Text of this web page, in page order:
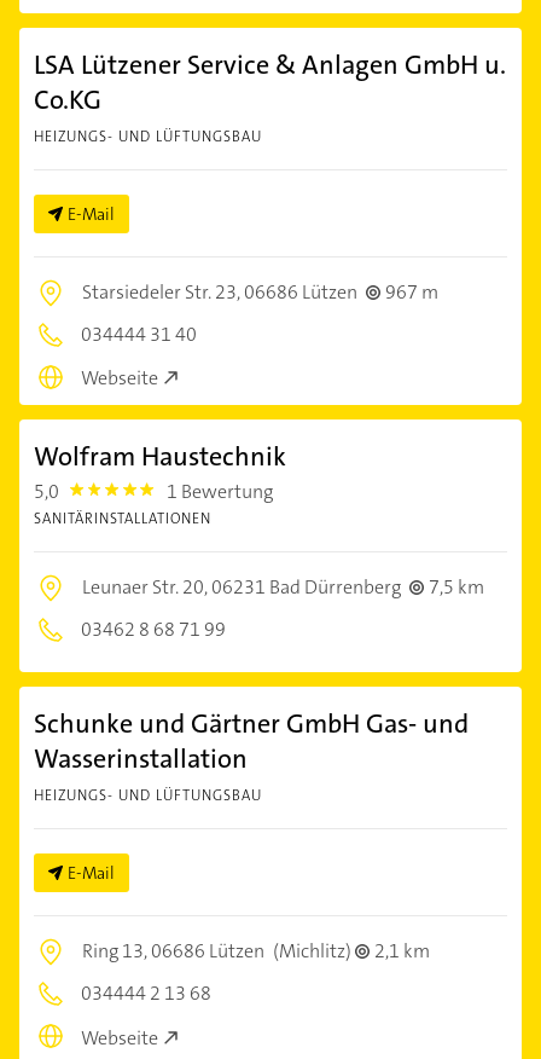
LSA Lützener Service & Anlagen GmbH u.
Co.KG
HEIZUNGS- UND LÜFTUNGSBAU
E-Mail
Starsiedeler Str. 23,06686 Lützen
967 m
034444 31 40
Webseite
Wolfram Haustechnik
5,0 5.0 1 Bewertung
SANITÄRINSTALLATIONEN
Leunaer Str. 20,06231 Bad Dürrenberg
7,5 km
03462 8 68 71 99
Schunke und Gärtner GmbH Gas- und
Wasserinstallation
HEIZUNGS- UND LÜFTUNGSBAU
E-Mail
Ring 13,06686 Lützen (Michlitz)
2,1 km
034444 2 13 68
Webseite